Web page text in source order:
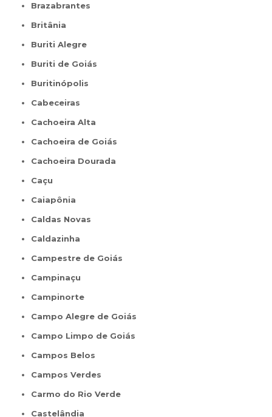
Brazabrantes
Britânia
Buriti Alegre
Buriti de Goiás
Buritinópolis
Cabeceiras
Cachoeira Alta
Cachoeira de Goiás
Cachoeira Dourada
Caçu
Caiapônia
Caldas Novas
Caldazinha
Campestre de Goiás
Campinaçu
Campinorte
Campo Alegre de Goiás
Campo Limpo de Goiás
Campos Belos
Campos Verdes
Carmo do Rio Verde
Castelândia